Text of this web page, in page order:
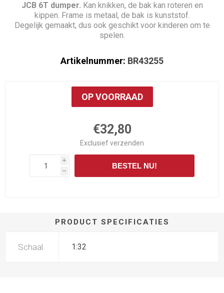
JCB 6T dumper. Kan knikken, de bak kan roteren en
kippen. Frame is metaal, de bak is kunststof.
Degelijk gemaakt, dus ook geschikt voor kinderen om te
spelen.
Artikelnummer: BR43255
OP VOORRAAD
€32,80
Exclusiefverzenden
i
h
BESTEL NU!
PRODUCT SPECIFICATIES
Schaal 1:32